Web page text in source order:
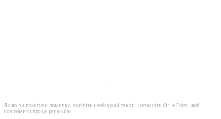
Якщо ви помітили помилку, виділіть необхідний текст і натисніть Ctrl + Enter, щоб
повідомити про це редакцію